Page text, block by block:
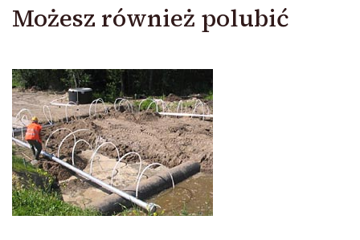
Możesz również polubić